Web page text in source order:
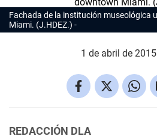
Fachada de la institución museológica
Miami. (J.HDEZ.)
1 de abril de
REDACCIÓN DLA